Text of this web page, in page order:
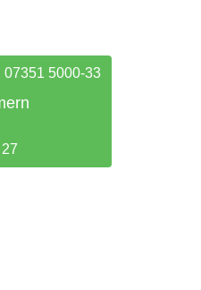
07351 5000-33